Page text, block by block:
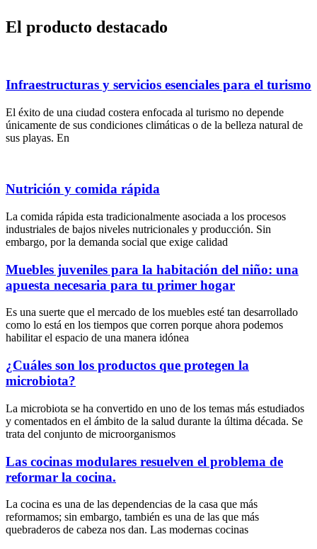
El producto destacado
Infraestructuras y servicios esenciales para el turismo
El éxito de una ciudad costera enfocada al turismo no depende
únicamente de sus condiciones climáticas o de la belleza natural de
sus playas. En
Nutrición y comida rápida
La comida rápida esta tradicionalmente asociada a los procesos
industriales de bajos niveles nutricionales y producción. Sin
embargo, por la demanda social que exige calidad
Muebles juveniles para la habitación del niño: una
apuesta necesaria para tu primer hogar
Es una suerte que el mercado de los muebles esté tan desarrollado
como lo está en los tiempos que corren porque ahora podemos
habilitar el espacio de una manera idónea
¿Cuáles son los productos que protegen la
microbiota?
La microbiota se ha convertido en uno de los temas más estudiados
y comentados en el ámbito de la salud durante la última década. Se
trata del conjunto de microorganismos
Las cocinas modulares resuelven el problema de
reformar la cocina.
La cocina es una de las dependencias de la casa que más
reformamos; sin embargo, también es una de las que más
quebraderos de cabeza nos dan. Las modernas cocinas